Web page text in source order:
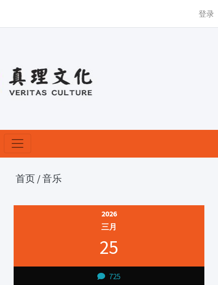
登录
首页 /音乐
2026
三月
25
725